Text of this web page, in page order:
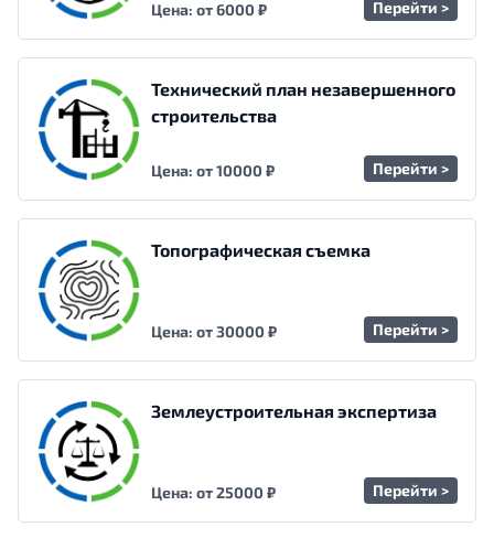
Цена: от 6000 ₽ Перейти >
Технический план незавершенного
строительства
Цена: от 10000 ₽ Перейти >
Топографическая съемка
Цена: от 30000 ₽ Перейти >
Землеустроительная экспертиза
Цена: от 25000 ₽ Перейти >